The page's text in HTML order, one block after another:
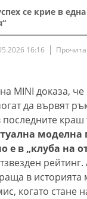
се крие в
16:16
MINI доказа,
да вървят
краш
моделна
е в „клуба на
рейтинг.
в историята
когато стане